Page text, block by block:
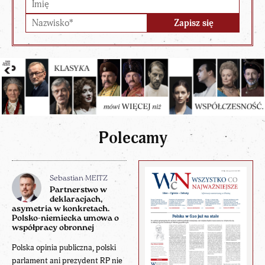
Polecamy
Sebastian MEITZ
Partnerstwo w
deklaracjach,
asymetria w konkretach.
Polsko-niemiecka umowa o
współpracy obronnej
Polska opinia publiczna, polski
parlament ani prezydent RP nie